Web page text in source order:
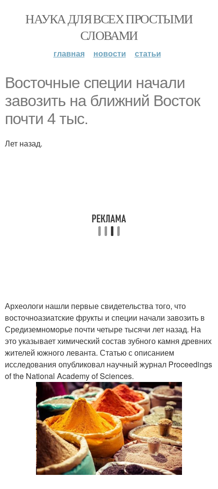
НАУКА ДЛЯ ВСЕХ ПРОСТЫМИ
СЛОВАМИ
главная новости статьи
Восточные специи начали
завозить на ближний Восток
почти 4 тыс.
Лет назад.
Археологи нашли первые свидетельства того, что
восточноазиатские фрукты и специи начали завозить в
Средиземноморье почти четыре тысячи лет назад. На
это указывает химический состав зубного камня древних
жителей южного леванта. Статью с описанием
исследования опубликовал научный журнал Proceedings
of the National Academy of Sciences.